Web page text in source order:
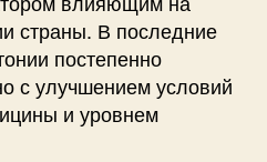
страны. В последние
постепенно
с улучшением условий
и уровнем